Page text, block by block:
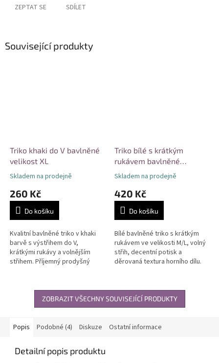
ZEPTAT SE SDÍLET
Související produkty
Triko khaki do V bavlněné
velikost XL
Skladem na prodejně
260 Kč
Do košíku
Kvalitní bavlněné triko v khaki
barvě s výstřihem do V,
krátkými rukávy a volnějším
střihem. Příjemný prodyšný
Triko bílé s krátkým
rukávem bavlněné
velikost M/L
Skladem na prodejně
420 Kč
Do košíku
Bílé bavlněné triko s krátkým
rukávem ve velikosti M/L, volný
střih, decentní potisk a
děrovaná textura horního dílu.
ZOBRAZIT VŠECHNY SOUVISEJÍCÍ PRODUKTY
Popis Podobné (4) Diskuze Ostatní informace
Detailní popis produktu